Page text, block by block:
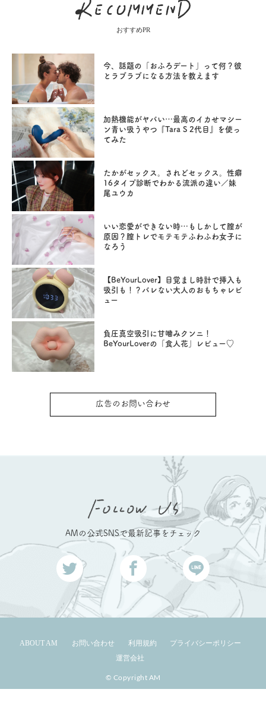
おすすめPR
今、話題の「おふろデート」って何？彼
とラブラブになる方法を教えます
加熱機能がヤバい…最高のイカせマシー
ン青い吸うやつ『Tara S 2代目』を使っ
てみた
たかがセックス。されどセックス。性癖
16タイプ診断でわかる流派の違い／妹
尾ユウカ
いい恋愛ができない時…もしかして膣が
原因？膣トレでモテモテふわふわ女子に
なろう
【BeYourLover】目覚まし時計で挿入も
吸引も！？バレない大人のおもちゃレビ
ュー
負圧真空吸引に甘噛みクンニ！
BeYourLoverの「食人花」レビュー♡
広告のお問い合わせ
AMの公式SNSで最新記事をチェック
ABOUT AM お問い合わせ 利用規約
プライバシーポリシー
運営会社
© Copyright AM